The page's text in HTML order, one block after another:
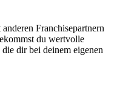
Franchisepartnern
du wertvolle
dir bei deinem eigenen